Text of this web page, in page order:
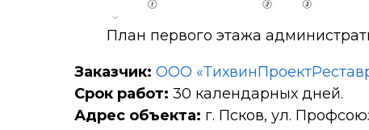
План первого этажа
Заказчик: ООО
Срок работ: 30 календарных дней.
Адрес объекта: г. Псков, ул.